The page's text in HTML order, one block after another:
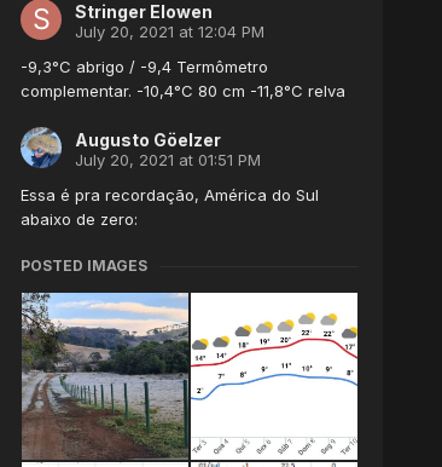
Stringer Elowen
July 20, 2021 at 12:04 PM
-9,3°C abrigo / -9,4 Termômetro
complementar. -10,4°C 80 cm -11,8°C relva
Augusto Göelzer
July 20, 2021 at 01:51 PM
Essa é pra recordação, América do Sul
abaixo de zero:
POSTED IMAGES